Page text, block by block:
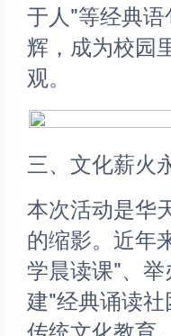
于人"等经典
辉，成为校园
观。
三、文化薪火
本次活动是华
的缩影。近年
学晨读课"、举
建"经典诵读